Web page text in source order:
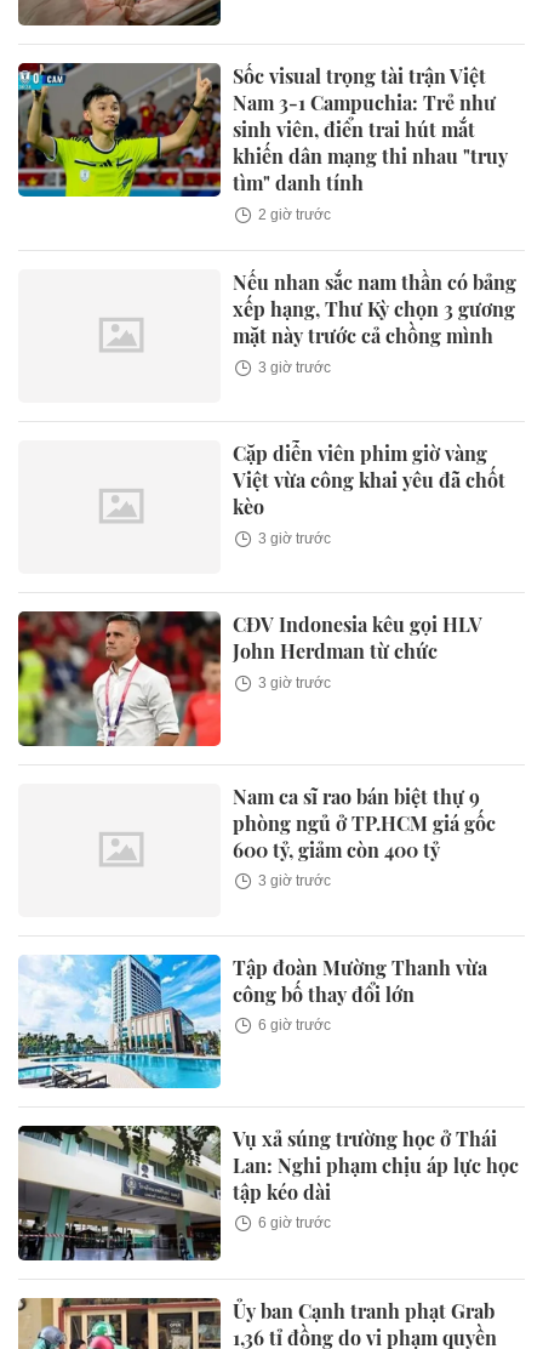
Sốc visual trọng tài trận Việt
Nam 3-1 Campuchia: Trẻ như
sinh viên, điển trai hút mắt
khiến dân mạng thi nhau "truy
tìm" danh tính
2 giờ trước
Nếu nhan sắc nam thần có bảng
xếp hạng, Thư Kỳ chọn 3 gương
mặt này trước cả chồng mình
3 giờ trước
Cặp diễn viên phim giờ vàng
Việt vừa công khai yêu đã chốt
kèo
3 giờ trước
CĐV Indonesia kêu gọi HLV
John Herdman từ chức
3 giờ trước
Nam ca sĩ rao bán biệt thự 9
phòng ngủ ở TP.HCM giá gốc
600 tỷ, giảm còn 400 tỷ
3 giờ trước
Tập đoàn Mường Thanh vừa
công bố thay đổi lớn
6 giờ trước
Vụ xả súng trường học ở Thái
Lan: Nghi phạm chịu áp lực học
tập kéo dài
6 giờ trước
Ủy ban Cạnh tranh phạt Grab
1,36 tỉ đồng do vi phạm quyền